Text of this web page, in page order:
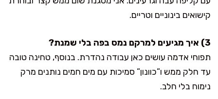
קישואים בינוניים וטריים.
3) איך מגיעים למרקם נמס בפה בלי שמנת?
תפוחי אדמה עושים כאן עבודה נהדרת. בנוסף, טחינה טובה
עד חלק ממש ו”כוונון” סמיכות עם מים חמים נותנים מרק
נימוח בלי חלב.